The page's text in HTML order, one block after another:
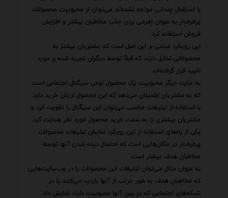
با استقبال چندانی مواجه نشده‌اند می‌توان از محبوبیت محصولات
پرطرفدار به عنوان اهرمی برای جذب مخاطبان بیشتر و افزایش
فروش استفاده کرد.
این رویکرد مبتنی بر این اصل است که مشتریان بیشتر به
محصولاتی تمایل دارند که قبلاً توسط دیگران تجربه شده و مورد
تایید قرار گرفته‌اند.
به عبارت دیگر محبوبیت یک محصول نوعی سیگنال اجتماعی است
که به مشتریان اطمینان می‌دهد که این محصول ارزش خرید دارد.
با استفاده از تبلیغات مناسب می‌توان این سیگنال را تقویت کرد و
مشتریان بیشتری را به سمت خرید محصول مورد نظر هدایت کرد.
یکی از راه‌های استفاده از این رویکرد نمایش تبلیغات محصولات
پرطرفدار در مکان‌هایی است که احتمال دیده شدن آنها توسط
مخاطبان هدف بیشتر است.
به عنوان مثال می‌توان تبلیغات این محصولات را در وب‌سایت‌هایی
که مخاطبان هدف به طور مرتب از آنها بازدید می‌کنند یا در
شبکه‌های اجتماعی که در بین آنها محبوبیت دارند نمایش داد.